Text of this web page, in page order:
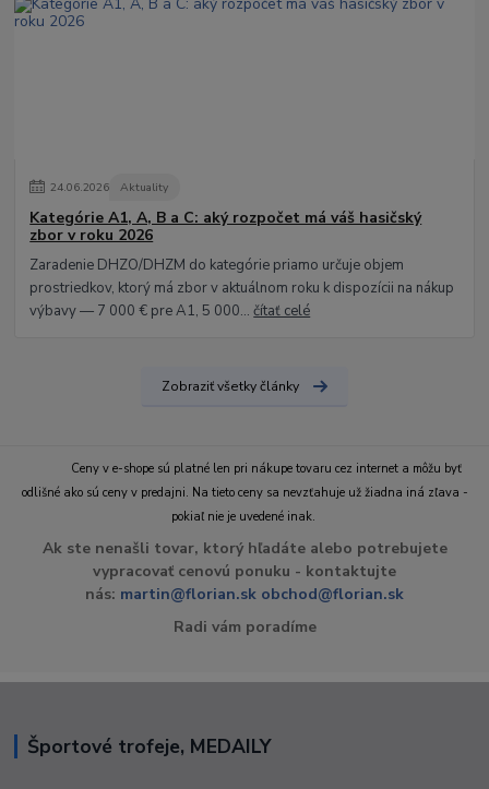
24.06.2026 Aktuality
Kategórie A1, A, B a C: aký rozpočet má váš hasičský
zbor v roku 2026
Zaradenie DHZO/DHZM do kategórie priamo určuje objem
prostriedkov, ktorý má zbor v aktuálnom roku k dispozícii na nákup
výbavy — 7 000 € pre A1, 5 000...čítať celé
Zobraziť všetky články
Ceny v e-shope sú platné len pri nákupe tovaru cez internet a môžu byť
odlišné ako sú ceny v predajni. Na tieto ceny sa nevzťahuje už žiadna iná zľava -
pokiaľ nie je uvedené inak.
Ak ste nenašli tovar, ktorý hľadáte alebo potrebujete
vypracovať cenovú ponuku - kontaktujte
nás: martin@florian.sk obchod@florian.sk
Radi vám poradíme
Športové trofeje, MEDAILY